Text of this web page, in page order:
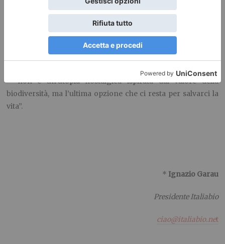
La testimonianza e l’allarme lanciato dal Bhutan è che se lo
sviluppo mondiale non diventa subito sostenibile, a rischiare
la catastrofe non è l’ambiente, ma la vita umana.
“Proteggere il nostro Paese avvolgendolo di foreste – ha
Jigme Khesar Namgyel Wangchuck re del Bhutan
– non è un’utopia nostalgica ispirata dal valore della
biodiversità, ma l’ultima opzione che ci resta per salvarci la
vita”.
* Ignazio Garau
Presidente Italiabio
ciao@italiabio.net